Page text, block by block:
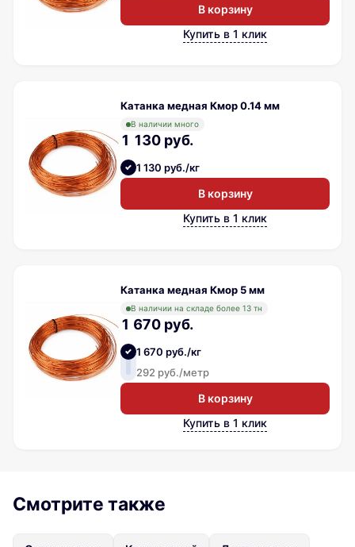
В корзину
Купить в 1 клик
Катанка медная Кмор 0.14 мм
В наличии много
1 130 руб.
1 130 руб./кг
В корзину
Купить в 1 клик
Катанка медная Кмор 5 мм
В наличии на складе более 13 тн
1 670 руб.
1 670 руб./кг
292 руб./метр
В корзину
Купить в 1 клик
Смотрите также